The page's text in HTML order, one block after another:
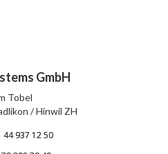
GmbH
Tobel
/ Hinwil ZH
44 937 12 50